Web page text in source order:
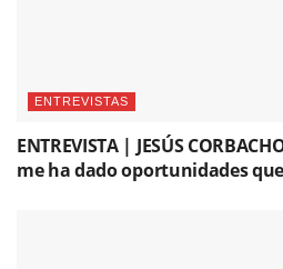
ENTREVISTAS
ENTREVISTA | JESÚS
me ha dado oportunidades